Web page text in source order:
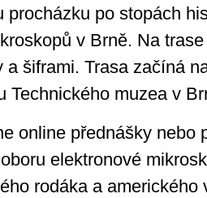
procházku po stopách
v Brně. Na
a šiframi. Trasa začíná
Technického muzea v
online přednášky nebo
elektronové
rodáka a amerického